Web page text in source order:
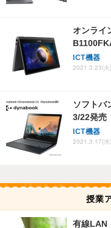
オンライ
ICT機器
2021.3.23(
ソフトバ
3/22発売
ICT機器
2021.3.17(
授業
有線LAN